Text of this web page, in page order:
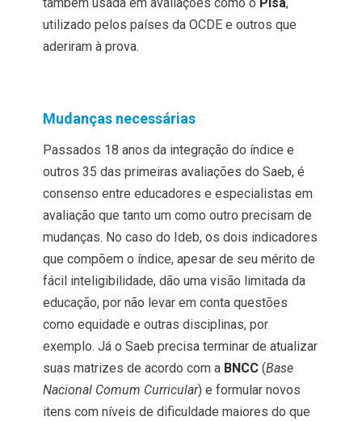
utilizado pelos países da OCDE e outros que
aderiram à prova.
Mudanças necessárias
Passados 18 anos da integração do índice e
outros 35 das primeiras avaliações do Saeb, é
consenso entre educadores e especialistas em
avaliação que tanto um como outro precisam de
mudanças. No caso do Ideb, os dois indicadores
que compõem o índice, apesar de seu mérito de
fácil inteligibilidade, dão uma visão limitada da
educação, por não levar em conta questões
como equidade e outras disciplinas, por
exemplo. Já o Saeb precisa terminar de atualizar
suas matrizes de acordo com a BNCC(Base
Nacional Comum Curricular) e formular novos
itens com níveis de dificuldade maiores do que